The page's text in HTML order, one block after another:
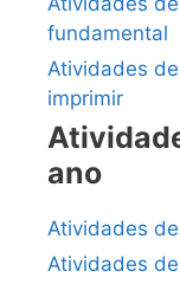
fundamental
Atividades
imprimir
ano
Atividades
Atividades